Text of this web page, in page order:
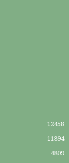
12458
11894
4809